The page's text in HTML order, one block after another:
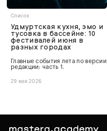
Список
Удмуртская кухня, эмо и
тусовка в бассейне: 10
фестивалей июня в
разных городах
Главные события лета по версии
редакции: часть 1.
29 мая 2026